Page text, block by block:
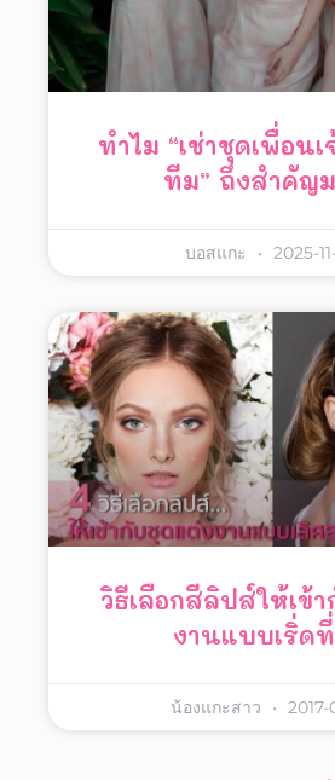
ทำไม “เช่าชุดเพื่อนเ
ทีม” ถึงสำคัญ
บอสแกะ 2025-
วิธีเลือกสีลิปส์ให้เข้
งานแบบเริ่ด
น้องแกะสาว 2017-